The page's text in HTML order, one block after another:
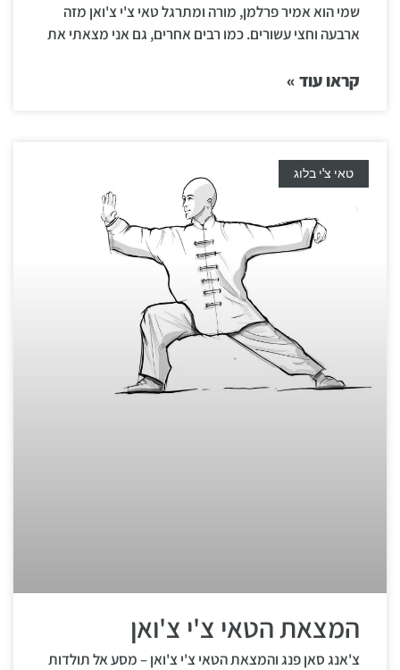
שמי הוא אמיר פרלמן, מורה ומתרגל טאי צ'י צ'ואן מזה
ארבעה וחצי עשורים. כמו רבים אחרים, גם אני מצאתי את
קראו עוד »
טאי צ'י בלוג
המצאת הטאי צ'י צ'ואן
צ'אנג סאן פנג והמצאת הטאי צ'י צ'ואן – מסע אל תולדות